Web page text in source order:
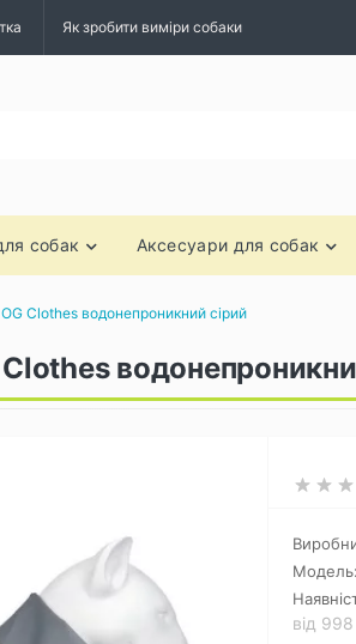
Як зробити виміри собаки
собак Аксесуари для собак
Clothes водонепроникний сірий
Модель:
від